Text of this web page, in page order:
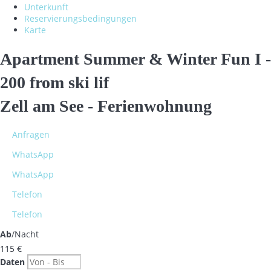
Unterkunft
Reservierungsbedingungen
Karte
Apartment Summer & Winter Fun I -
200 from ski lif
Zell am See - Ferienwohnung
Anfragen
WhatsApp
WhatsApp
Telefon
Telefon
Ab/Nacht
115 €
Daten